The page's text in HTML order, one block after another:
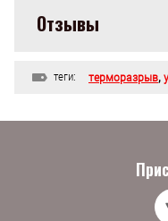
Отзывы
теги: терморазрыв,